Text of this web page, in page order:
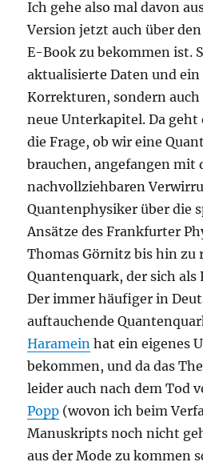
Ich gehe also mal davon
Version jetzt auch über
E-Book zu bekommen ist.
aktualisierte Daten und ein
Korrekturen, sondern
neue Unterkapitel. Da geht
die Frage, ob wir eine
brauchen, angefangen mit
nachvollziehbaren
Quantenphysiker über die
Ansätze des Frankfurter
Thomas Görnitz bis hin zu
Quantenquark, der sich
Der immer häufiger in
auftauchende
Haramein hat ein eigenes
bekommen, und da das
leider auch nach dem Tod
Popp (wovon ich beim
Manuskripts noch nicht
aus der Mode zu kommen